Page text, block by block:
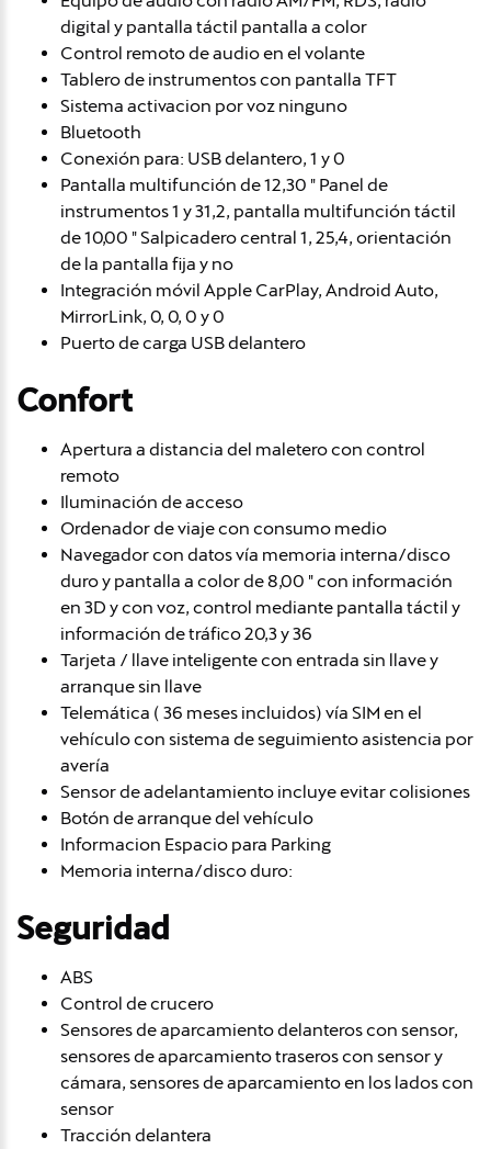
digital y pantalla táctil pantalla a color
Control remoto de audio en el volante
Tablero de instrumentos con pantalla TFT
Sistema activacion por voz ninguno
Bluetooth
Conexión para: USB delantero, 1 y 0
Pantalla multifunción de 12,30 " Panel de
instrumentos 1 y 31,2, pantalla multifunción táctil
de 10,00 " Salpicadero central 1, 25,4, orientación
de la pantalla fija y no
Integración móvil Apple CarPlay, Android Auto,
MirrorLink, 0, 0, 0 y 0
Puerto de carga USB delantero
Confort
Apertura a distancia del maletero con control
remoto
Iluminación de acceso
Ordenador de viaje con consumo medio
Navegador con datos vía memoria interna/disco
duro y pantalla a color de 8,00 " con información
en 3D y con voz, control mediante pantalla táctil y
información de tráfico 20,3 y 36
Tarjeta / llave inteligente con entrada sin llave y
arranque sin llave
Telemática ( 36 meses incluidos) vía SIM en el
vehículo con sistema de seguimiento asistencia por
avería
Sensor de adelantamiento incluye evitar colisiones
Botón de arranque del vehículo
Informacion Espacio para Parking
Memoria interna/disco duro:
Seguridad
ABS
Control de crucero
Sensores de aparcamiento delanteros con sensor,
sensores de aparcamiento traseros con sensor y
cámara, sensores de aparcamiento en los lados con
sensor
Tracción delantera